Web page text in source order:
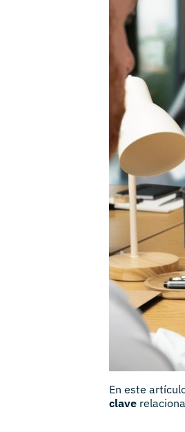
En este
clave